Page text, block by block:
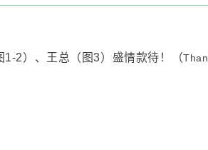
2）、王总（图3）盛情款待！ （